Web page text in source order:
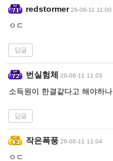
redstormer 26-06-11 11:00
ㅇㄷ
답글
번실험체 26-06-11 11:03
소득원이 한결같다고 해야하나
답글
작은폭풍 26-06-11 11:04
ㅇㄷ